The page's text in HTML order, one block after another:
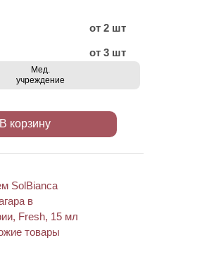
от 2 шт
от 3 шт
Мед.
учреждение
В корзину